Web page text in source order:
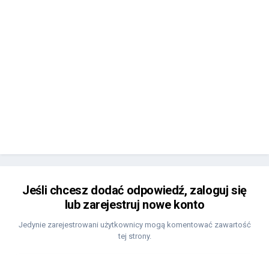
Jeśli chcesz dodać odpowiedź, zaloguj się
lub zarejestruj nowe konto
Jedynie zarejestrowani użytkownicy mogą komentować zawartość
tej strony.